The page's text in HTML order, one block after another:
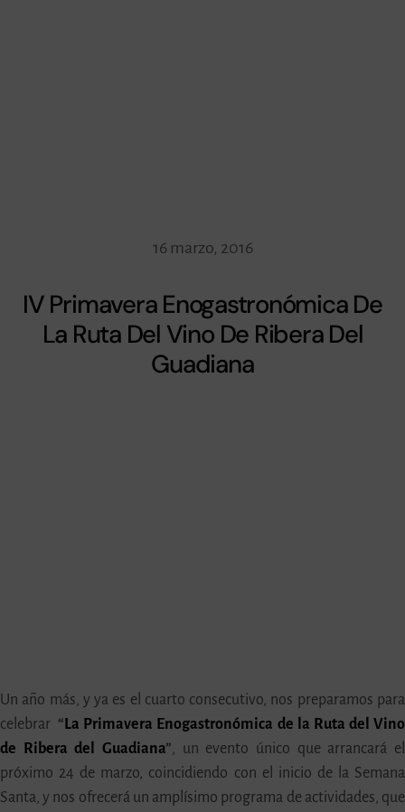
16 marzo, 2016
IV Primavera Enogastronómica De
La Ruta Del Vino De Ribera Del
Guadiana
Un año más, y ya es el cuarto consecutivo, nos preparamos para
celebrar “ La Primavera Enogastronómica de la Ruta del Vino
de Ribera del Guadiana”, un evento único que arrancará el
próximo 24 de marzo, coincidiendo con el inicio de la Semana
Santa, y nos ofrecerá un amplísimo programa de actividades, que